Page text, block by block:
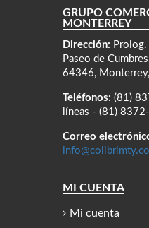
GRUPO
MONTERREY
Dirección:
Paseo de
64346,
Teléfonos: (81)
líneas - (81)
Correo
MI CUENTA
Mi cuenta